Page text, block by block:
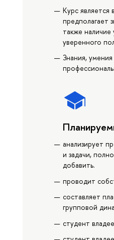
Курс является
предполагает
также
уверенного
Знания,
анализирует
и задачи,
добавить.
проводит
составляет
групповой
студент